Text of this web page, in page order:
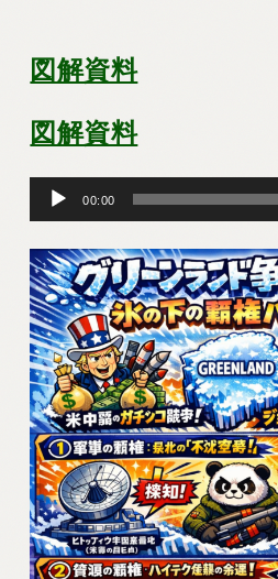
図解資料
図解資料
プ
レ
ー
ヤ
ー
00:00